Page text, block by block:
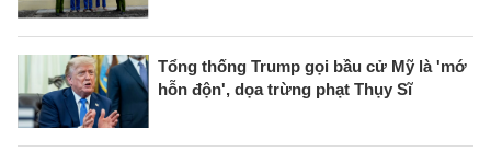
Tổng thống Trump gọi bầu cử Mỹ là 'mớ
hỗn độn', dọa trừng phạt Thụy Sĩ